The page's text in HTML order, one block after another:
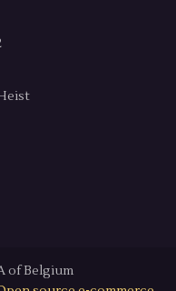
of Belgium